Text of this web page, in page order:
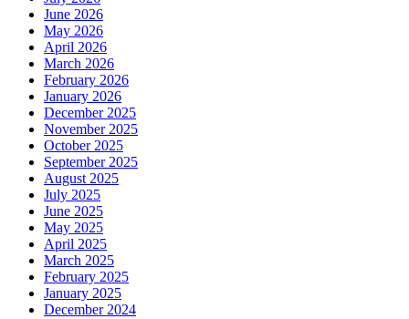
June 2026
May 2026
April 2026
March 2026
February 2026
January 2026
December 2025
November 2025
October 2025
September 2025
August 2025
July 2025
June 2025
May 2025
April 2025
March 2025
February 2025
January 2025
December 2024